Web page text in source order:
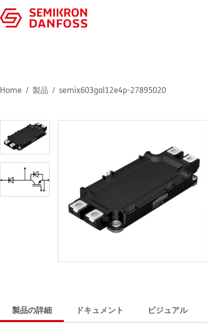
Home 製品 semix603gal12e4p-27895020
製品の詳細 ドキュメント ビジュアル